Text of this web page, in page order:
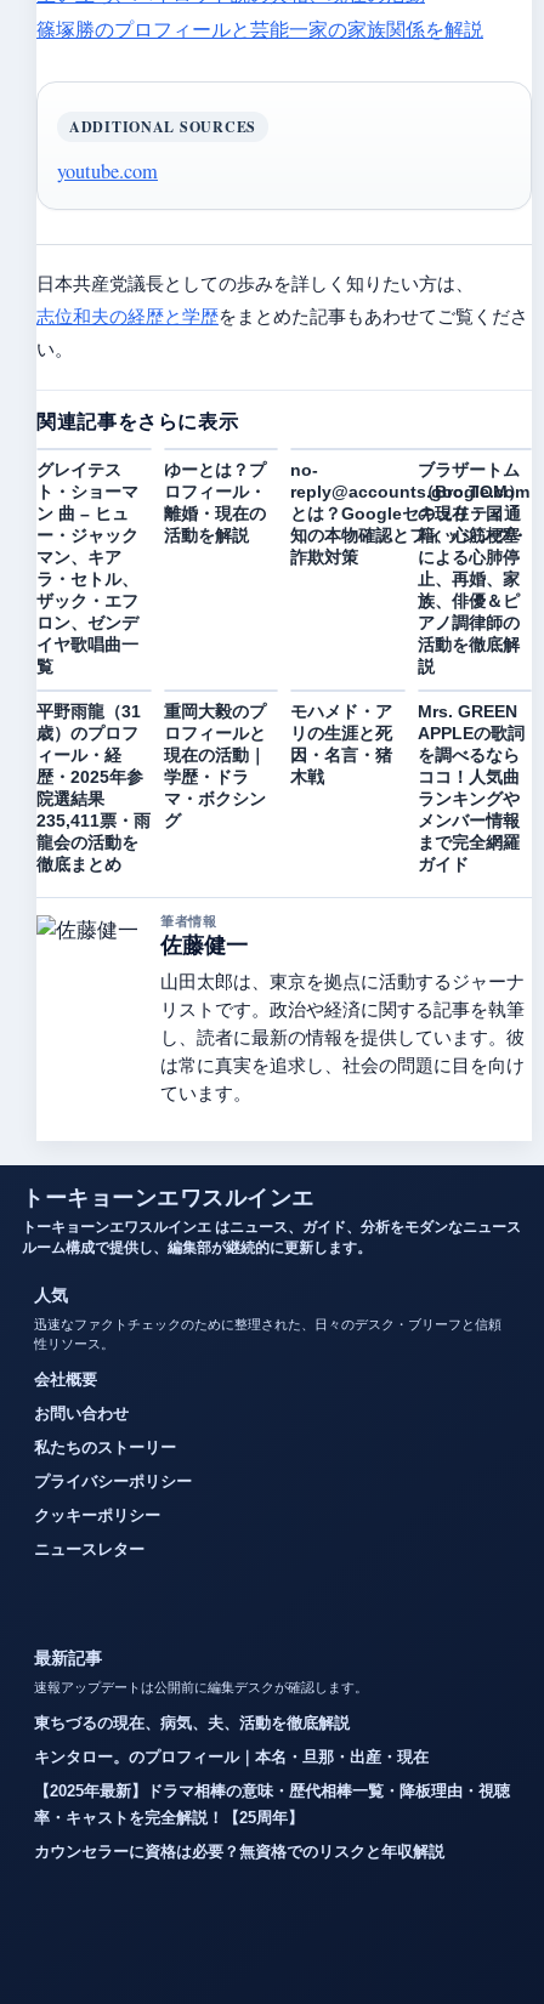
篠塚勝のプロフィールと芸能一家の家族関係を解説
ADDITIONAL SOURCES
youtube.com
日本共産党議長としての歩みを詳しく知りたい方は、
志位和夫の経歴と学歴をまとめた記事もあわせてご覧くださ
い。
関連記事をさらに表示
グレイテス
ト・ショーマ
ン 曲 – ヒュ
ー・ジャック
マン、キア
ラ・セトル、
ザック・エフ
ロン、ゼンデ
イヤ歌唱曲一
覧
ゆーとは？プ
ロフィール・
離婚・現在の
活動を解説
no-
reply@accounts.google.com
とは？Googleセキュリティ通
知の本物確認とフィッシング・
詐欺対策
ブラザートム
（Bro.TOM）
の現在：国
籍、心筋梗塞
による心肺停
止、再婚、家
族、俳優＆ピ
アノ調律師の
活動を徹底解
説
平野雨龍（31
歳）のプロフ
ィール・経
歴・2025年参
院選結果
235,411票・雨
龍会の活動を
徹底まとめ
重岡大毅のプ
ロフィールと
現在の活動｜
学歴・ドラ
マ・ボクシン
グ
モハメド・ア
リの生涯と死
因・名言・猪
木戦
Mrs. GREEN
APPLEの歌詞
を調べるなら
ココ！人気曲
ランキングや
メンバー情報
まで完全網羅
ガイド
筆者情報
佐藤健一
山田太郎は、東京を拠点に活動するジャーナ
リストです。政治や経済に関する記事を執筆
し、読者に最新の情報を提供しています。彼
は常に真実を追求し、社会の問題に目を向け
ています。
トーキョーンエワスルインエ
トーキョーンエワスルインエ はニュース、ガイド、分析をモダンなニュース
ルーム構成で提供し、編集部が継続的に更新します。
人気
迅速なファクトチェックのために整理された、日々のデスク・ブリーフと信頼
性リソース。
会社概要
お問い合わせ
私たちのストーリー
プライバシーポリシー
クッキーポリシー
ニュースレター
最新記事
速報アップデートは公開前に編集デスクが確認します。
東ちづるの現在、病気、夫、活動を徹底解説
キンタロー。のプロフィール｜本名・旦那・出産・現在
【2025年最新】ドラマ相棒の意味・歴代相棒一覧・降板理由・視聴
率・キャストを完全解説！【25周年】
カウンセラーに資格は必要？無資格でのリスクと年収解説